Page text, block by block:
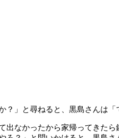
」と尋ねると、黒島さんは「
なかったから家帰ってきた